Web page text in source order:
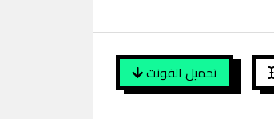
تحميل الفونت